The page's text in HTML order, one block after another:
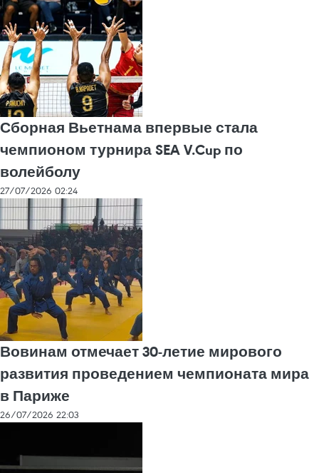
Сборная Вьетнама впервые стала
чемпионом турнира SEA V.Cup по
волейболу
27/07/2026 02:24
Вовинам отмечает 30-летие мирового
развития проведением чемпионата мира
в Париже
26/07/2026 22:03